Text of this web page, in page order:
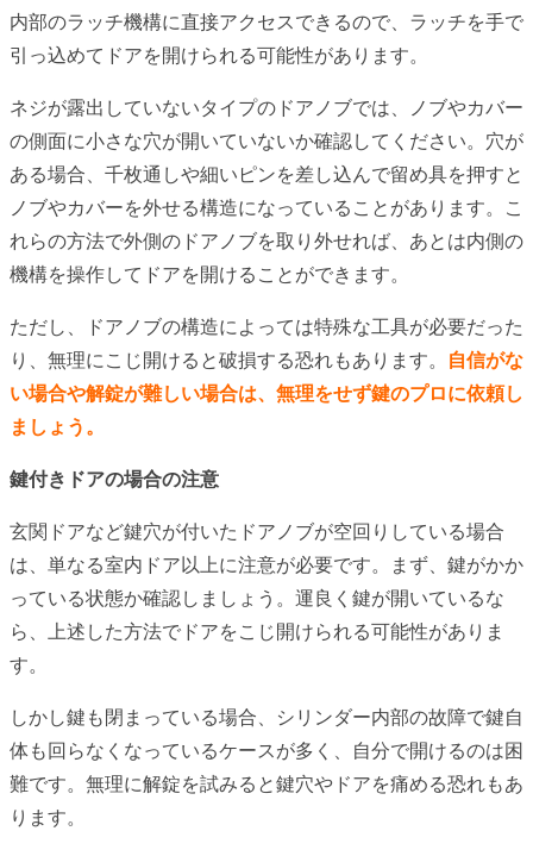
内部のラッチ機構に直接アクセスできるので、ラッチを手で
引っ込めてドアを開けられる可能性があります。
ネジが露出していないタイプのドアノブでは、ノブやカバー
の側面に小さな穴が開いていないか確認してください。穴が
ある場合、千枚通しや細いピンを差し込んで留め具を押すと
ノブやカバーを外せる構造になっていることがあります。こ
れらの方法で外側のドアノブを取り外せれば、あとは内側の
機構を操作してドアを開けることができます。
ただし、ドアノブの構造によっては特殊な工具が必要だった
り、無理にこじ開けると破損する恐れもあります。
自信がな
い場合や解錠が難しい場合は、無理をせず鍵のプロに依頼し
ましょう。
鍵付きドアの場合の注意
玄関ドアなど鍵穴が付いたドアノブが空回りしている場合
は、単なる室内ドア以上に注意が必要です。まず、鍵がかか
っている状態か確認しましょう。運良く鍵が開いているな
ら、上述した方法でドアをこじ開けられる可能性がありま
す。
しかし鍵も閉まっている場合、シリンダー内部の故障で鍵自
体も回らなくなっているケースが多く、自分で開けるのは困
難です。無理に解錠を試みると鍵穴やドアを痛める恐れもあ
ります。